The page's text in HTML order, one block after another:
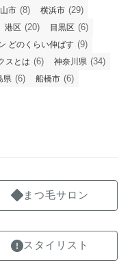
市 (8) 横浜市 (29)
港区 (20) 目黒区 (6)
どのくらい伸ばす (9)
スとは (6) 神奈川県 (34)
県 (6) 船橋市 (6)
まつ毛サロン
スタイリスト